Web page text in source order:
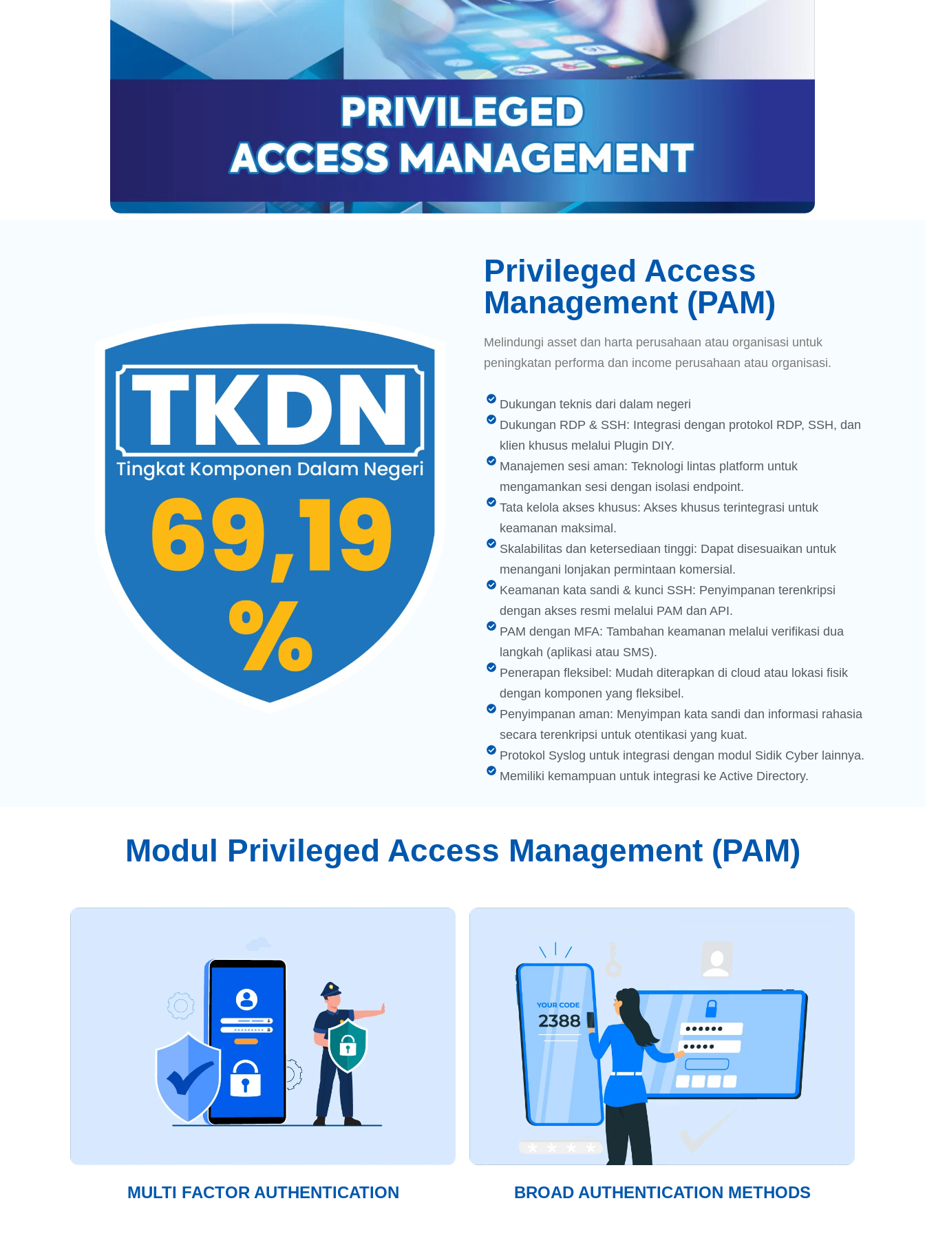
Privileged Access
Management (PAM)
Melindungi asset dan harta perusahaan atau organisasi untuk
peningkatan performa dan income perusahaan atau organisasi.
Dukungan teknis dari dalam negeri
Dukungan RDP & SSH: Integrasi dengan protokol RDP, SSH, dan
klien khusus melalui Plugin DIY.
Manajemen sesi aman: Teknologi lintas platform untuk
mengamankan sesi dengan isolasi endpoint.
Tata kelola akses khusus: Akses khusus ter­integrasi untuk
keamanan maksimal.
Skalabilitas dan ketersediaan tinggi: Dapat disesuaikan untuk
menangani lonjakan permintaan komersial.
Keamanan kata sandi & kunci SSH: Pe­nyim­panan terenkripsi
dengan akses resmi melalui PAM dan API.
PAM dengan MFA: Tambahan keamanan melalui verifikasi dua
langkah (aplikasi atau SMS).
Penerapan fleksibel: Mudah diterapkan di cloud atau lokasi fisik
dengan komponen yang fleksibel.
Penyimpanan aman: Menyimpan kata sandi dan informasi rahasia
secara terenkripsi untuk otentikasi yang kuat.
Protokol Syslog untuk integrasi dengan modul Sidik Cyber lainnya.
Memiliki kemampuan untuk integrasi ke Active Directory.
Modul Privileged Access Management (PAM)
MULTI FACTOR AUTHENTICATION BROAD AUTHENTICATION METHODS